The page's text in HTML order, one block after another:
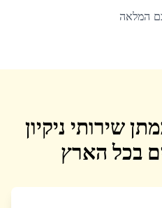
המלאה
שירותי ניקיון
בכל הארץ